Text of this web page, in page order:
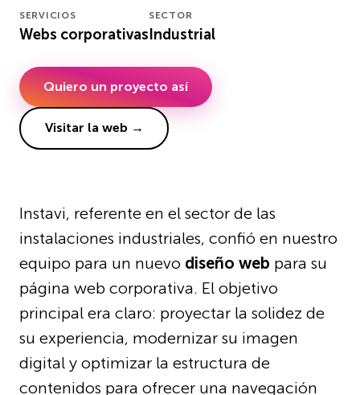
SERVICIOS
Webs corporativas
SECTOR
Industrial
Quiero un proyecto así
Visitar la web →
Instavi, referente en el sector de las
instalaciones industriales, confió en nuestro
equipo para un nuevo diseño web para su
página web corporativa. El objetivo
principal era claro: proyectar la solidez de
su experiencia, modernizar su imagen
digital y optimizar la estructura de
contenidos para ofrecer una navegación